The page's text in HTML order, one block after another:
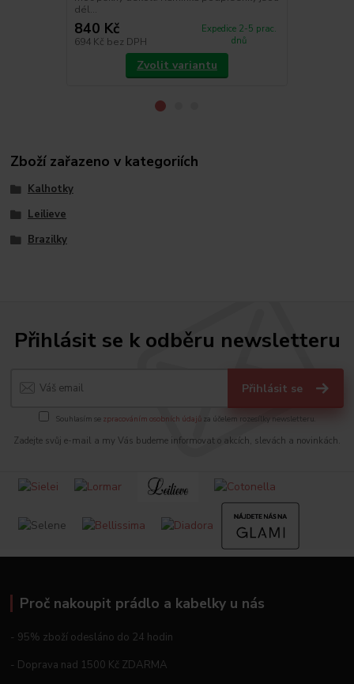
dél...
840 Kč
694 Kč bez DPH
Expedice 2-5 prac.
dnů
Zvolit variantu
Zboží zařazeno v kategoriích
Kalhotky
Leilieve
Brazilky
Přihlásit se k odběru newsletteru
Přihlásit se
Souhlasím se zpracováním osobních údajů za účelem rozesílky newsletteru.
Zadejte svůj e-mail a my Vás budeme informovat o akcích, slevách a novinkách.
Proč nakoupit prádlo a kabelky u nás
- 95% zboží odesláno do 24 hodin
- Doprava nad 1500 Kč ZDARMA